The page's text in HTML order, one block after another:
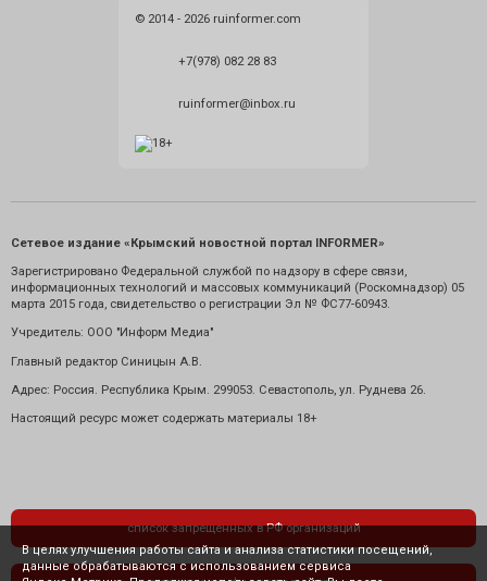
© 2014 - 2026 ruinformer.com
+7(978) 082 28 83
ruinformer@inbox.ru
Сетевое издание «Крымский новостной портал INFORMER»
Зарегистрировано Федеральной службой по надзору в сфере связи,
информационных технологий и массовых коммуникаций (Роскомнадзор) 05
марта 2015 года, свидетельство о регистрации Эл № ФС77-60943.
Учредитель: ООО "Информ Медиа"
Главный редактор Синицын А.В.
Адрес: Россия. Республика Крым. 299053. Севастополь, ул. Руднева 26.
Настоящий ресурс может содержать материалы 18+
список запрещенных в РФ организаций
В целях улучшения работы сайта и анализа статистики посещений,
данные обрабатываются с использованием сервиса